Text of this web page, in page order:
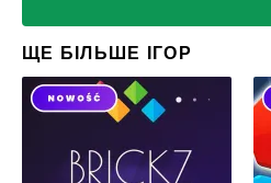
ЩЕ БІЛЬШЕ ІГОР